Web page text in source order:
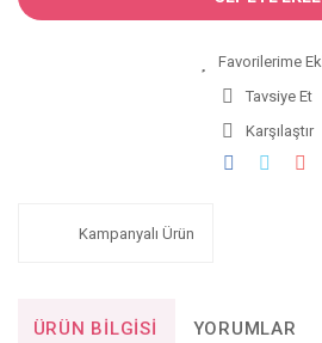
Tavsiye Et
Karşılaştır
Kampanyalı Ürün
ÜRÜN BILGISI YORUMLAR